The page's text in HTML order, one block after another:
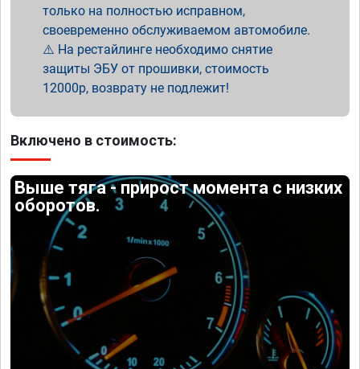
только на полностью исправном,
своевременно обслуживаемом автомобиле.
⚠️ На рестайлинге необходимо снятие
защиты ЭБУ от прошивки, стоимость
12000р, возврату не подлежит!
Включено в стоимость:
Выше тяга - прирост момента с низких
оборотов.